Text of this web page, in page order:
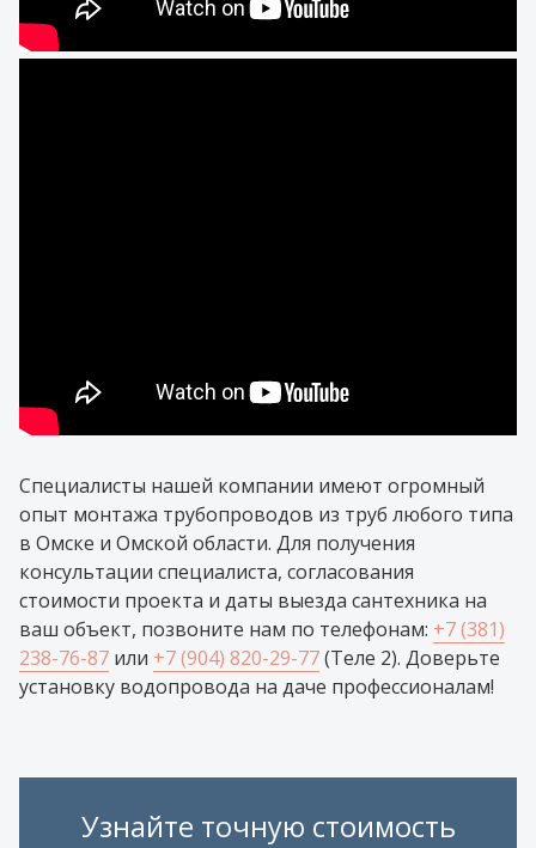
Специалисты нашей компании имеют огромный
опыт монтажа трубопроводов из труб любого типа
в Омске и Омской области. Для получения
консультации специалиста, согласования
стоимости проекта и даты выезда сантехника на
ваш объект, позвоните нам по телефонам: +7 (381)
238-76-87 или +7 (904) 820-29-77(Теле 2). Доверьте
установку водопровода на даче профессионалам!
Узнайте точную стоимость